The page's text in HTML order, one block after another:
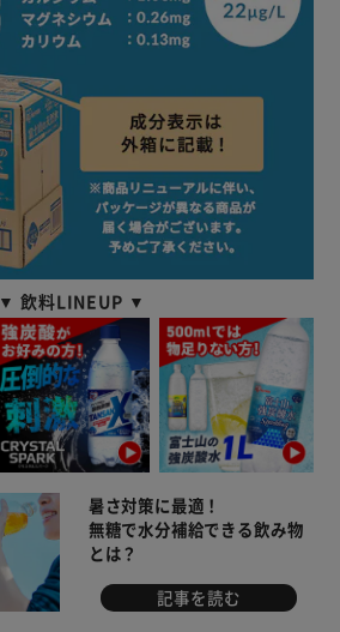
▼ 飲料LINEUP ▼
暑さ対策に最適！
無糖で水分補給できる飲み物
とは？
記事を読む